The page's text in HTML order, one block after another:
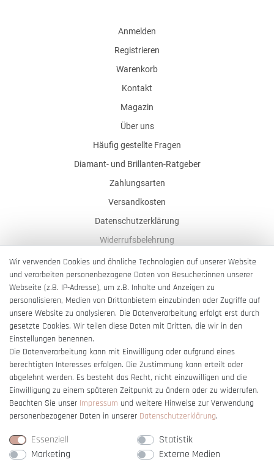
Anmelden
Registrieren
Warenkorb
Kontakt
Magazin
Über uns
Häufig gestellte Fragen
Diamant- und Brillanten-Ratgeber
Zahlungsarten
Versandkosten
Datenschutzerklärung
Widerrufsbelehrung
AGB
Impressum
Barrierefreiheitserklärung
Vertrag widerrufen
Wir verwenden Cookies und ähnliche Technologien auf unserer Website
und verarbeiten personenbezogene Daten von Besucher:innen unserer
Webseite (z.B. IP-Adresse), um z.B. Inhalte und Anzeigen zu
personalisieren, Medien von Drittanbietern einzubinden oder Zugriffe auf
unsere Website zu analysieren. Die Datenverarbeitung erfolgt erst durch
gesetzte Cookies. Wir teilen diese Daten mit Dritten, die wir in den
Einstellungen benennen.
Die Datenverarbeitung kann mit Einwilligung oder aufgrund eines
berechtigten Interesses erfolgen. Die Zustimmung kann erteilt oder
abgelehnt werden. Es besteht das Recht, nicht einzuwilligen und die
Einwilligung zu einem späteren Zeitpunkt zu ändern oder zu widerrufen.
Beachten Sie unser Impressum und weitere Hinweise zur Verwendung
personenbezogener Daten in unserer Daten­schutz­erklärung.
Essenziell
Statistik
Marketing
Externe Medien